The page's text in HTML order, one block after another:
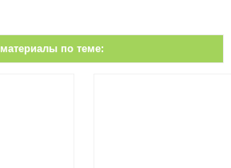
материалы по теме: